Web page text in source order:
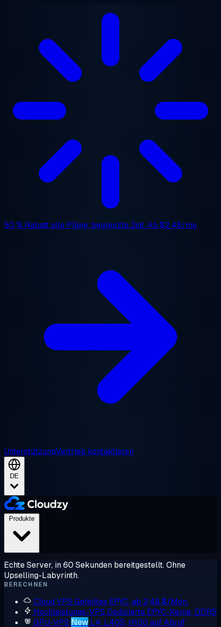
50 % Rabattalle Pläne, begrenzte Zeit. Ab $2.48/mo
UnterstützungVertrieb kontaktieren
DE
Echte Server, in 60 Sekunden bereitgestellt. Ohne
Upselling-Labyrinth.
BERECHNEN
Cloud VPS Geteiltes EPYC, ab 2,48 $/Mon.
Hochleistungs-VPS Dedizierte EPYC-Kerne, DDR5
GPU-VPS New L4, L40S, H100 auf Abruf